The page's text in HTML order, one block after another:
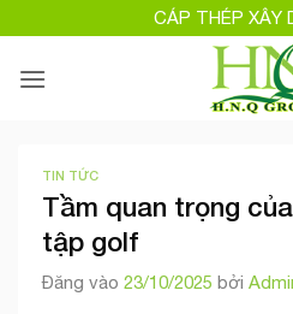
qua
nội
CÁP THÉP XÂY
TIN TỨC
Tầm quan trọng
tập golf
Đăng vào 23/10/2025 bởi